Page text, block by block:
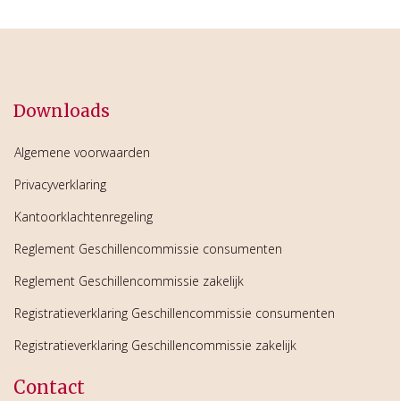
Downloads
Algemene voorwaarden
Privacyverklaring
Kantoorklachtenregeling
Reglement Geschillencommissie consumenten
Reglement Geschillencommissie zakelijk
Registratieverklaring Geschillencommissie consumenten
Registratieverklaring Geschillencommissie zakelijk
Contact